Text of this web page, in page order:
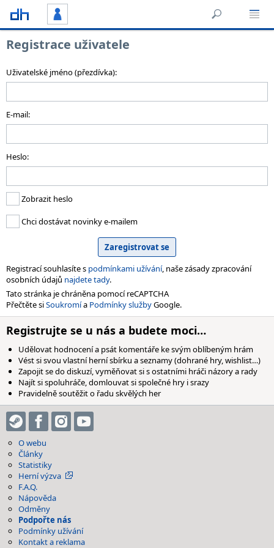
Registrace uživatele
Uživatelské jméno (přezdívka):
E-mail:
Heslo:
Zobrazit heslo
Chci dostávat novinky e-mailem
Registrací souhlasíte s podmínkami užívání, naše zásady zpracování
osobních údajů najdete tady.
Tato stránka je chráněna pomocí reCAPTCHA
Přečtěte siSoukromía Podmínky službyGoogle.
Registrujte se u nás a budete moci…
Udělovat hodnocení a psát komentáře ke svým oblíbeným hrám
Vést si svou vlastní herní sbírku a seznamy (dohrané hry, wishlist…)
Zapojit se do diskuzí, vyměňovat si s ostatními hráči názory a rady
Najít si spoluhráče, domlouvat si společné hry i srazy
Pravidelně soutěžit o řadu skvělých her
O webu
Články
Statistiky
Herní výzva
F.A.Q.
Nápověda
Odměny
Podpořte nás
Podmínky užívání
Kontakt a reklama